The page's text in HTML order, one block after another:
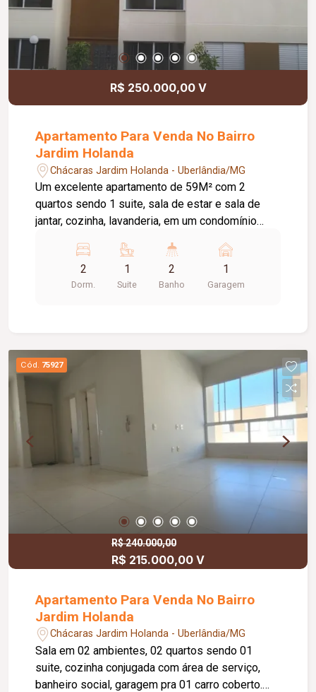
R$ 250.000,00 V
Apartamento Para Venda No Bairro
Jardim Holanda
Chácaras Jardim Holanda - Uberlândia/MG
Um excelente apartamento de 59M² com 2
quartos sendo 1 suite, sala de estar e sala de
jantar, cozinha, lavanderia, em um condomínio
piscina, pista de corrida, quadra de peteca,
elevador, portaria 24 horas, pronto para colocar ar
condicionado. Não perca está é uma
2
Dorm.
1
Suite
2
Banho
1
Garagem
Cód. 75927
R$ 240.000,00
R$ 215.000,00 V
Apartamento Para Venda No Bairro
Jardim Holanda
Chácaras Jardim Holanda - Uberlândia/MG
Sala em 02 ambientes, 02 quartos sendo 01
suite, cozinha conjugada com área de serviço,
banheiro social, garagem pra 01 carro coberto.